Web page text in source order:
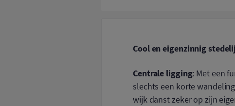
Cool en eigenzinnig
Centrale ligging: Met een
slechts een korte
wijk danst zeker op zijn